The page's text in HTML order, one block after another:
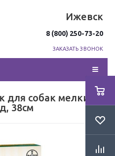
Ижевск
8 (800) 250-73-20
ЗАКАЗАТЬ ЗВОНОК
собак мелких
38см